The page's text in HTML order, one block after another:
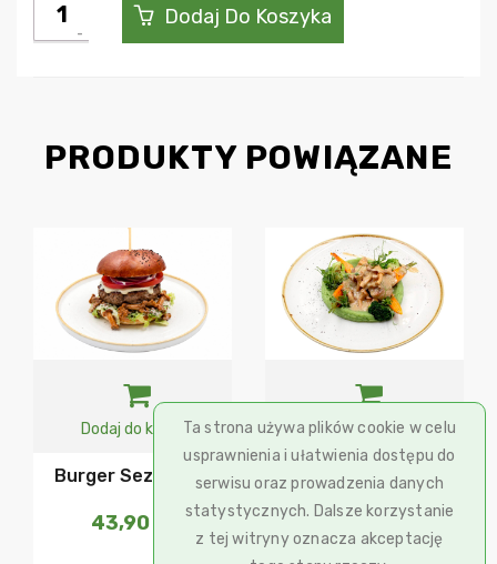
Ta strona używa plików cookie w celu
usprawnienia i ułatwienia dostępu do
serwisu oraz prowadzenia danych
statystycznych. Dalsze korzystanie
z tej witryny oznacza akceptację
Pizza
Dodaj Do Koszyka
PRODUKTY POWIĄZANE
Dodaj do koszyka
Burger Sezonowy
43,90
Dodaj do koszyka
Danie Sezonowe
48,90zł